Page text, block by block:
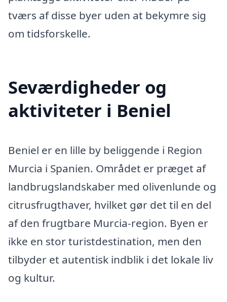
tværs af disse byer uden at bekymre sig
om tidsforskelle.
Seværdigheder og
aktiviteter i Beniel
Beniel er en lille by beliggende i Region
Murcia i Spanien. Området er præget af
landbrugslandskaber med olivenlunde og
citrusfrugthaver, hvilket gør det til en del
af den frugtbare Murcia-region. Byen er
ikke en stor turistdestination, men den
tilbyder et autentisk indblik i det lokale liv
og kultur.